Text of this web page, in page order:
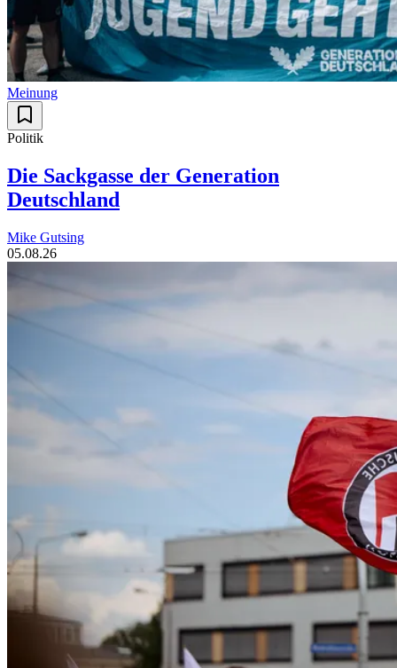
Meinung
Politik
Die Sackgasse der Generation
Deutschland
Mike Gutsing
05.08.26